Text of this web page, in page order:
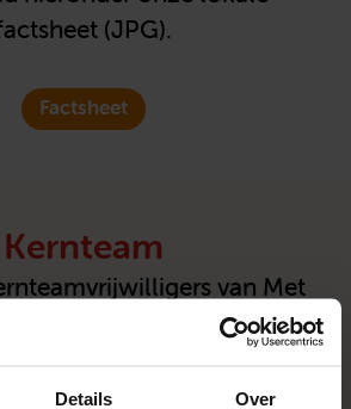
Details Over
(JPG).
Factsheet
Kernteam
van Met